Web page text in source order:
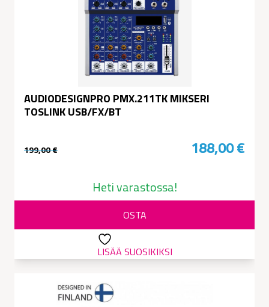
AUDIODESIGNPRO PMX.211TK MIKSERI
TOSLINK USB/FX/BT
199,00€
oli:
199,00 €.
188,00€
on:
188,00 €.
Heti varastossa!
OSTA
LISÄÄ SUOSIKIKSI